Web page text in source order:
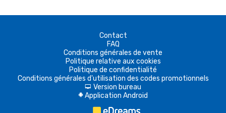
Contact
FAQ
Conditions générales de vente
Politique relative aux cookies
Politique de confidentialité
Conditions générales d'utilisation des codes promotionnels
d Version bureau
A Application Android